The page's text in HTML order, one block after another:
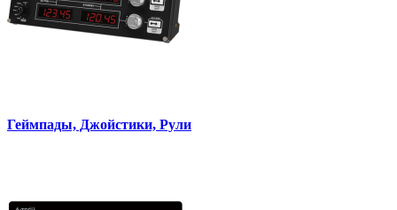
Геймпады, Джойстики, Рули